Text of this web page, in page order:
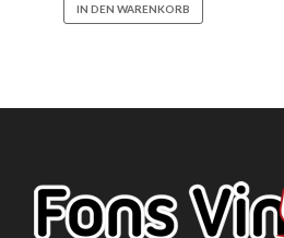
IN DEN WARENKORB